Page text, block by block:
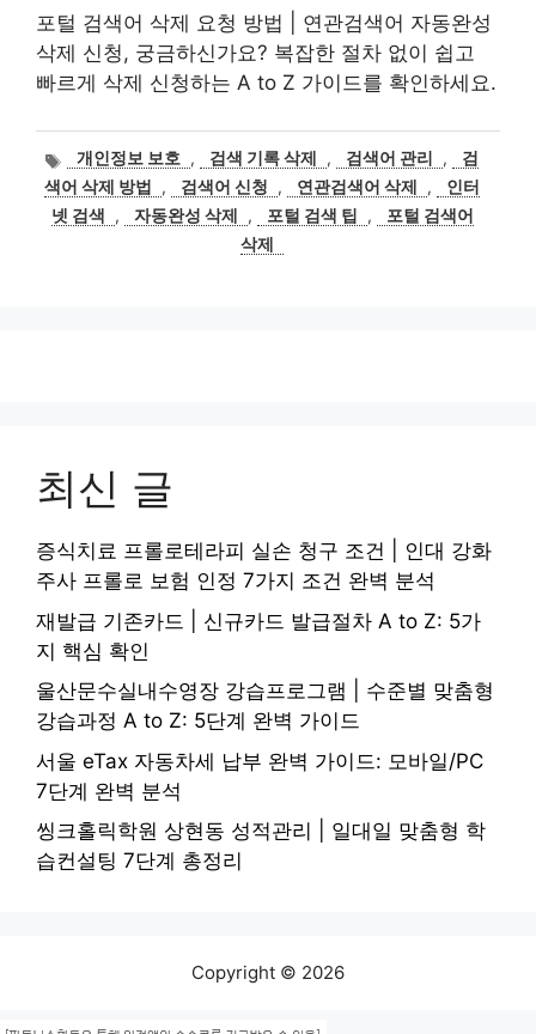
포털 검색어 삭제 요청 방법 | 연관검색어 자동완성
삭제 신청, 궁금하신가요? 복잡한 절차 없이 쉽고
빠르게 삭제 신청하는 A to Z 가이드를 확인하세요.
태
그
개인정보 보호 , 검색 기록 삭제 , 검색어 관리 ,
검
색어 삭제 방법
, 검색어 신청 , 연관검색어 삭제 ,
인터
넷 검색
, 자동완성 삭제 , 포털 검색 팁 ,
포털 검색어
삭제
최신 글
증식치료 프롤로테라피 실손 청구 조건 | 인대 강화
주사 프롤로 보험 인정 7가지 조건 완벽 분석
재발급 기존카드 | 신규카드 발급절차 A to Z: 5가
지 핵심 확인
울산문수실내수영장 강습프로그램 | 수준별 맞춤형
강습과정 A to Z: 5단계 완벽 가이드
서울 eTax 자동차세 납부 완벽 가이드: 모바일/PC
7단계 완벽 분석
씽크홀릭학원 상현동 성적관리 | 일대일 맞춤형 학
습컨설팅 7단계 총정리
Copyright © 2026